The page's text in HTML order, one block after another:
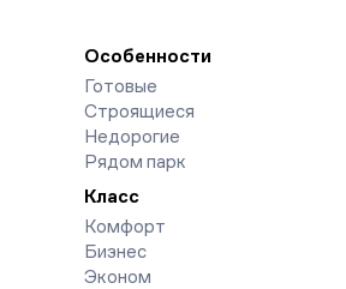
поможет одобрить ипотеку по
зафиксировать цену, оставьте
Особенности
Готовые
Строящиеся
Недорогие
Рядом парк
Класс
Комфорт
Бизнес
Эконом